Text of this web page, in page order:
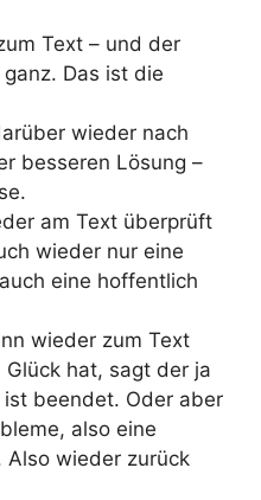
Text – und der
Das ist die
wieder nach
besseren Lösung –
am Text überprüft
wieder nur eine
eine hoffentlich
wieder zum Text
Glück hat, sagt der ja
beendet. Oder aber
also eine
Also wieder zurück